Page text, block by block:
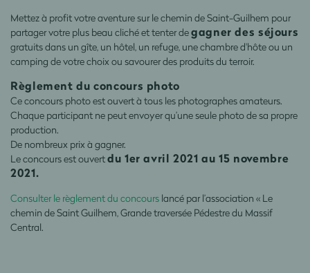
Mettez à profit votre aventure sur le chemin de Saint-Guilhem pour
partager votre plus beau cliché et tenter degagner des séjours
gratuits dans un gîte, un hôtel, un refuge, une chambre d'hôte ou un
camping de votre choix ou savourer des produits du terroir.
Règlement du concours photo
Ce concours photo est ouvert à tous les photographes amateurs.
Chaque participant ne peut envoyer qu’une seule photo de sa propre
production.
De nombreux prix à gagner.
Le concours est ouvertdu 1er avril 2021 au 15 novembre
2021.
Consulter le règlement du concours lancé par l’association « Le
chemin de Saint Guilhem, Grande traversée Pédestre du Massif
Central.